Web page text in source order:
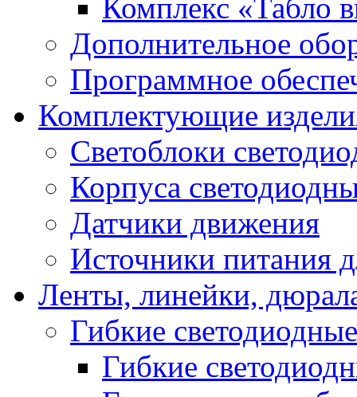
Комплекс «Табло
Дополнительное
Программное
Комплектующие
Светоблоки
Корпуса
Датчики движения
Источники питания
Ленты, линейки,
Гибкие
Гибкие